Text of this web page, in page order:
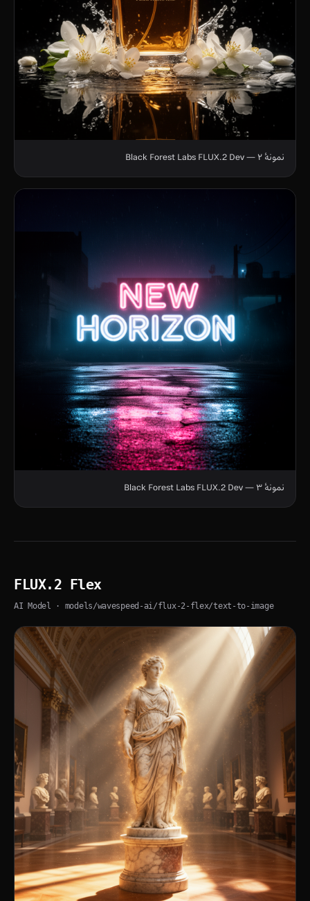
نمونهٔ ۲ — Black Forest Labs FLUX.2 Dev
نمونهٔ ۳ — Black Forest Labs FLUX.2 Dev
FLUX.2 Flex
AI Model · models/wavespeed-ai/flux-2-flex/text-to-image